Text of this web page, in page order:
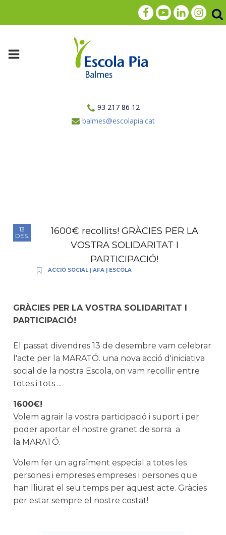
93 217 86 12
balmes@escolapia.cat
13
DES.
1600€ recollits! GRÀCIES PER LA
VOSTRA SOLIDARITAT I
PARTICIPACIÓ!
ACCIÓ SOCIAL | AFA | ESCOLA
GRÀCIES PER LA VOSTRA SOLIDARITAT I
PARTICIPACIÓ!
El passat divendres 13 de desembre vam celebrar
l'acte per la MARATÓ. una nova acció d'iniciativa
social de la nostra Escola, on vam recollir entre
totes i tots ...
1600€!
Volem agrair la vostra participació i suport i per
poder aportar el nostre granet de sorra a
la MARATÓ.
Volem fer un agraïment especial a totes les
persones i empreses empreses i persones que
han lliurat el seu temps per aquest acte. Gràcies
per estar sempre el nostre costat!